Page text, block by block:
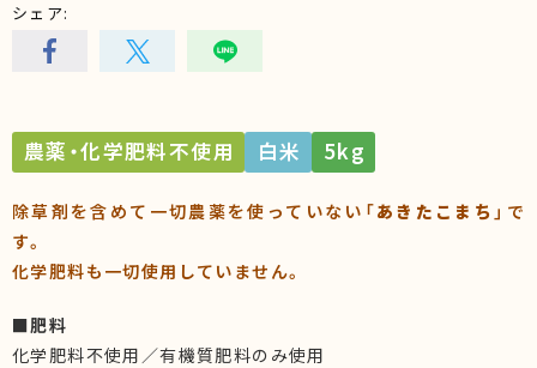
シェア:
農薬・化学肥料不使用 白米 5kg
除草剤を含めて一切農薬を使っていない「あきたこまち 」で
す。
化学肥料も一切使用していません。
■肥料
化学肥料不使用／有機質肥料のみ使用